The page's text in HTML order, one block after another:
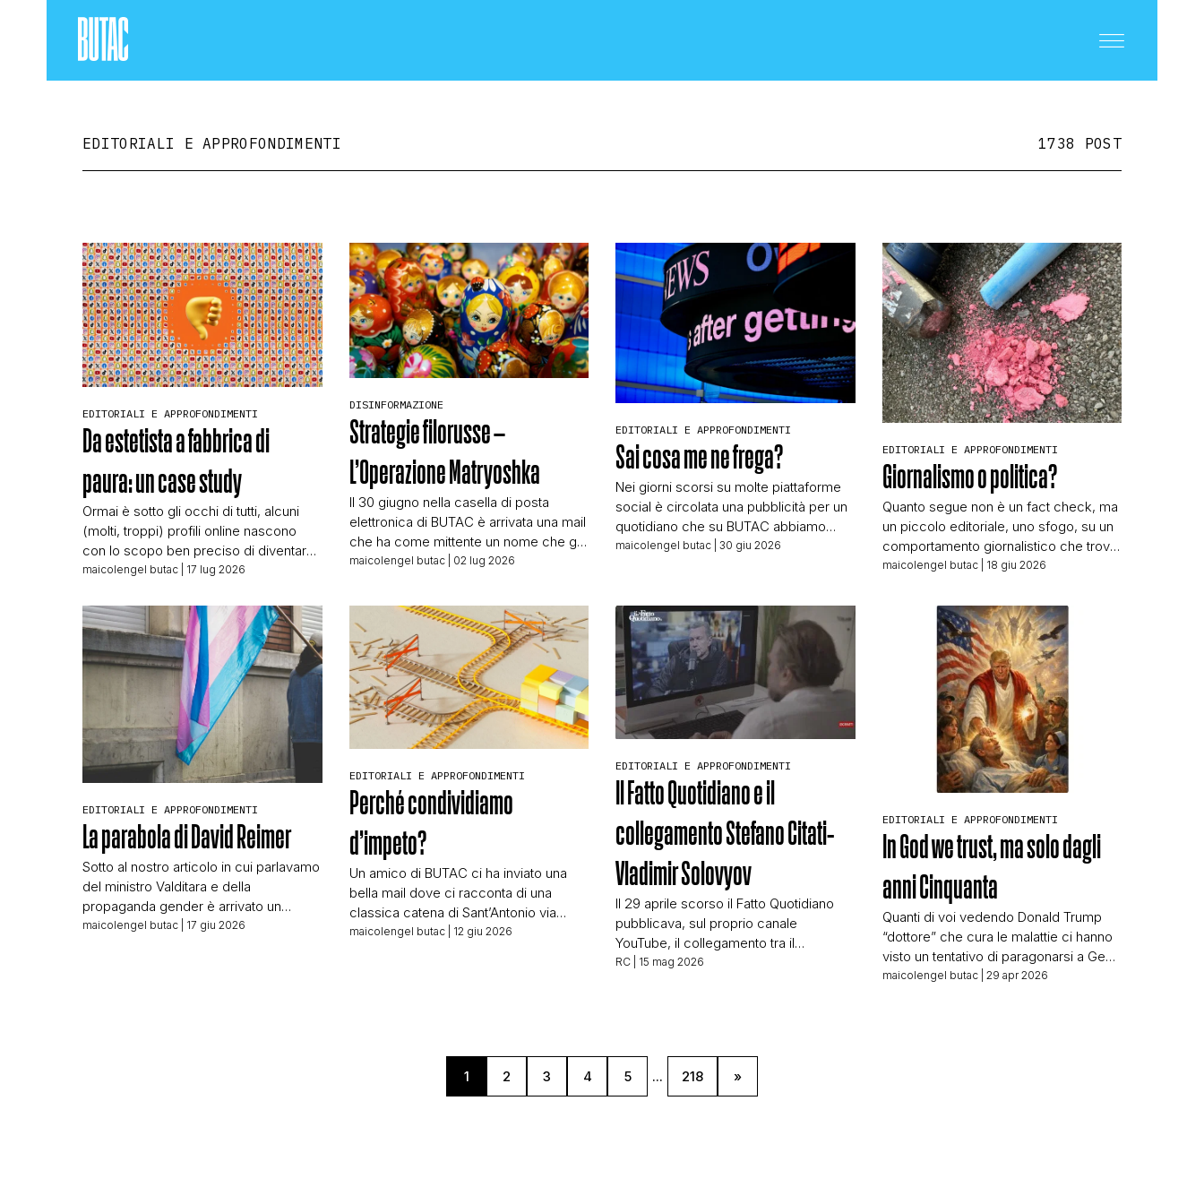
SCIENZA E TECNOLOGIA
SALUTE E MEDICINA
STORIA E CITAZIONI
INTRATTENIMENTO
COMPLOTTI, LEGGENDE URBANE ED EVERGREEN
EDITORIALI
TRUFFE E SOCIAL NETWORK
CLIMA ED ENERGIA
CONTATTI
CHI SIAMO
EDITORIALI E APPROFONDIMENTI 1738 POST
EDITORIALI E APPROFONDIMENTI
Da estetista a fabbrica di
paura: un case study
Ormai è sotto gli occhi di tutti, alcuni
(molti, troppi) profili online nascono
con lo scopo ben preciso di diventare
organi di propaganda e
telecomandati da centrali “della
disinformazione”, ma proprio per
questo sono facili da individuare e
hanno un seguito di follower spesso e
volentieri gonfiato artificialmente,
ovvero sono lì, […]
maicolengel butac | 17 lug 2026
DISINFORMAZIONE
Strategie filorusse –
L’Operazione Matryoshka
Il 30 giugno nella casella di posta
elettronica di BUTAC è arrivata una mail
che ha come mittente un nome che già
conoscevo: Lars Wienand,
larga diffusione. Wienand è un ottimo
giornalista che in buona parte fa un
lavoro molto simile al nostro, quindi
vedere […]
maicolengel butac| 02 lug 2026
EDITORIALI E APPROFONDIMENTI
Sai cosa me ne frega?
Nei giorni scorsi su molte piattaforme
social è circolata una pubblicità per un
quotidiano che su BUTAC abbiamo
incrociato più volte. Pubblicità “figlie”
quotidiano, raccolta fondi che
quest’anno ha superato il mezzo
milione di euro che permetteranno a
quella testata di continuare nella sua
crescita. In […]
maicolengel butac | 30 giu 2026
EDITORIALI E APPROFONDIMENTI
Giornalismo o politica?
Quanto segue non è un fact check, ma
un piccolo editoriale, uno sfogo, su un
comportamento giornalistico che trovo
inammissibile, e che andrebbe
se fosse un Ordine di una qualche
utilità. Indagando una notizia che ci era
stata segnalata ho dovuto fare una
ricerca su un nome e cognome, autore
maicolengel butac| 18 giu 2026
EDITORIALI E APPROFONDIMENTI
La parabola di David Reimer
Sotto al nostro articolo in cui parlavamo
del ministro Valditara e della
propaganda gender è arrivato un
commento che mi ha convinto della
maicolengel butac | 17 giu 2026
EDITORIALI E APPROFONDIMENTI
Perché condividiamo
d’impeto?
Un amico di BUTAC ci ha inviato una
bella mail dove ci racconta di una
classica catena di Sant’Antonio via
WhatsApp che circola in Germania.
maicolengel butac| 12 giu 2026
EDITORIALI E APPROFONDIMENTI
Il Fatto Quotidiano e il
collegamento Stefano Citati-
Vladimir Solovyov
Il 29 aprile scorso il Fatto Quotidiano
pubblicava, sul proprio canale
YouTube, il collegamento tra il
giornalista Stefano Citati e il conduttore
definita “intervista”, parola che a noi
appare del tutto inappropriata per
descrivere quanto avvenuto […]
RC | 15 mag 2026
EDITORIALI E APPROFONDIMENTI
In God we trust, ma solo dagli
anni Cinquanta
Quanti di voi vedendo Donald Trump
“dottore” che cura le malattie ci hanno
visto un tentativo di paragonarsi a Gesù
Cristo? Direi molti, e non solo in Italia,
maicolengel butac| 29 apr 2026
1 2 3 4 5 ... 218 »